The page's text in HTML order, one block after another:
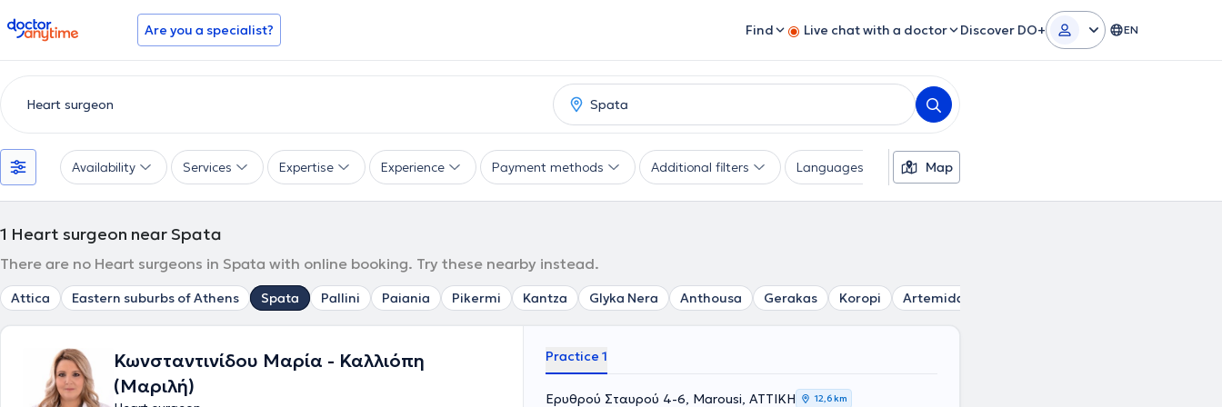
doctoranytime Are you a specialist? Find Live chat with a doctor Discover DO+ EN
Availability Services Expertise Experience Payment methods Additional filters Languages Gender
Map
1 Heart surgeon near Spata
There are no Heart surgeons in Spata with online booking. Try these nearby instead.
Attica Eastern suburbs of Athens Spata Pallini Paiania Pikermi Kantza Glyka Nera Anthousa Gerakas Koropi Artemida
Κωνσταντινίδου Μαρία - Καλλιόπη
(Μαριλή)
Practice 1
Ερυθρού Σταυρού 4-6, Marousi, ΑΤΤΙΚΗ 12,6 km